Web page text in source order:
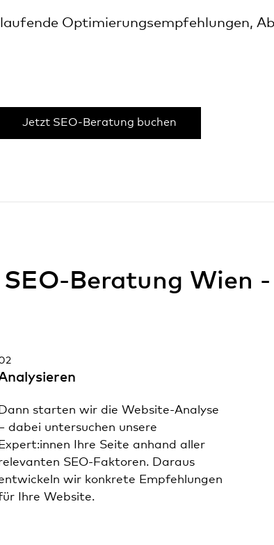
Optimierungsempfehlungen,
Jetzt SEO-Beratung buchen
Beratung Wien
starten wir die Website-Analyse
dabei untersuchen unsere
Ihre Seite anhand aller
SEO-Faktoren. Daraus
wir konkrete Empfehlungen
Ihre Website.